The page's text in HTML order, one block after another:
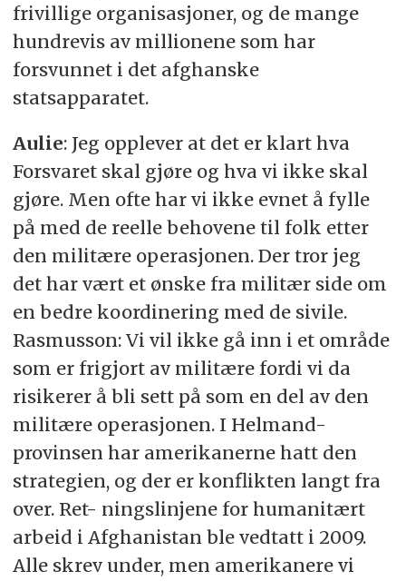
frivillige organisasjoner, og de mange
hundrevis av millionene som har
forsvunnet i det afghanske
statsapparatet.
Aulie: Jeg opplever at det er klart hva
Forsvaret skal gjøre og hva vi ikke skal
gjøre. Men ofte har vi ikke evnet å fylle
på med de reelle behovene til folk etter
den militære operasjonen. Der tror jeg
det har vært et ønske fra militær side om
en bedre koordinering med de sivile.
Rasmusson: Vi vil ikke gå inn i et område
som er frigjort av militære fordi vi da
risikerer å bli sett på som en del av den
militære operasjonen. I Helmand-
provinsen har amerikanerne hatt den
strategien, og der er konflikten langt fra
over. Ret- ningslinjene for humanitært
arbeid i Afghanistan ble vedtatt i 2009.
Alle skrev under, men amerikanere vi